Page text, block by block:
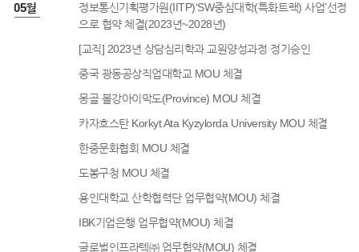
05월
정보통신기획평가원(IITP)‘SW중심대학(특화트랙) 사업’선정
으로 협약 체결(2023년~2028년)
[교직] 2023년 상담심리학과 교원양성과정 정기승인
중국 광동공상직업대학교 MOU 체결
몽골 볼강아이막도(Province) MOU 체결
카자흐스탄 Korkyt Ata Kyzylorda University MOU 체결
한중문화협회 MOU 체결
도봉구청 MOU 체결
용인대학교 산학협력단 업무협약(MOU) 체결
IBK기업은행 업무협약(MOU) 체결
글로벌인프라텍㈜ 업무협약(MOU) 체결